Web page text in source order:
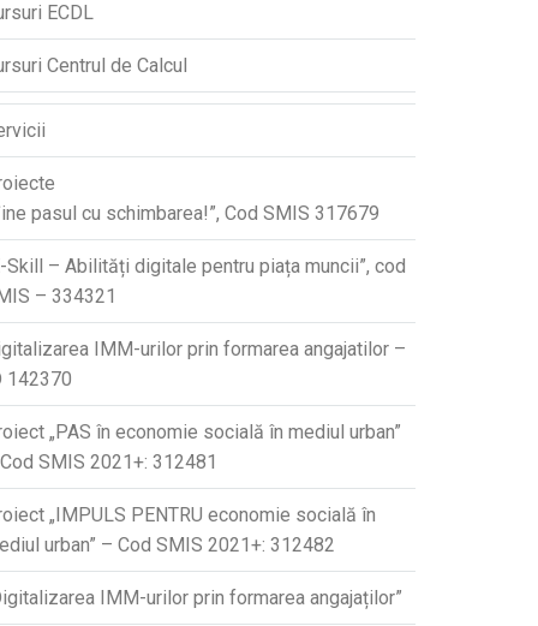
ECDL
Centrul de Calcul
pasul cu schimbarea!”, Cod SMIS 317679
Skill – Abilități digitale pentru piața muncii”, cod
– 334321
IMM-urilor prin formarea angajatilor –
142370
„PAS în economie socială în mediul urban”
SMIS 2021+: 312481
„IMPULS PENTRU economie socială în
urban” – Cod SMIS 2021+: 312482
IMM-urilor prin formarea angajaților”